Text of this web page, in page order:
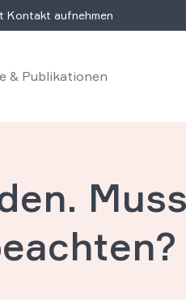
Kontakt aufnehmen
& Publikationen